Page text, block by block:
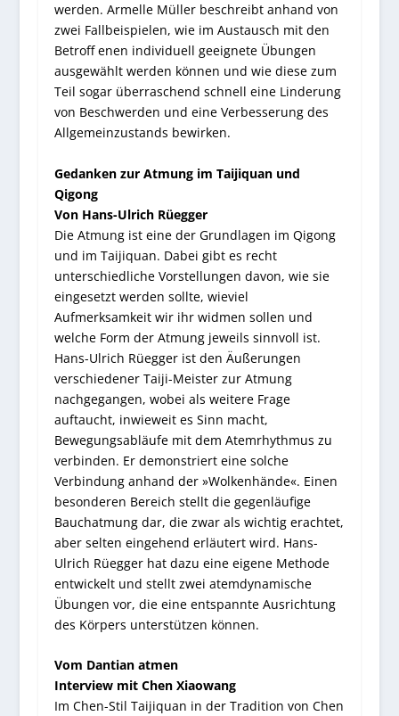
werden. Armelle Müller beschreibt anhand von
zwei Fallbeispielen, wie im Austausch mit den
Betroff enen individuell geeignete Übungen
ausgewählt werden können und wie diese zum
Teil sogar überraschend schnell eine Linderung
von Beschwerden und eine Verbesserung des
Allgemeinzustands bewirken.
Gedanken zur Atmung im Taijiquan und
Qigong
Von Hans-Ulrich Rüegger
Die Atmung ist eine der Grundlagen im Qigong
und im Taijiquan. Dabei gibt es recht
unterschiedliche Vorstellungen davon, wie sie
eingesetzt werden sollte, wieviel
Aufmerksamkeit wir ihr widmen sollen und
welche Form der Atmung jeweils sinnvoll ist.
Hans-Ulrich Rüegger ist den Äußerungen
verschiedener Taiji-Meister zur Atmung
nachgegangen, wobei als weitere Frage
auftaucht, inwieweit es Sinn macht,
Bewegungsabläufe mit dem Atemrhythmus zu
verbinden. Er demonstriert eine solche
Verbindung anhand der »Wolkenhände«. Einen
besonderen Bereich stellt die gegenläufige
Bauchatmung dar, die zwar als wichtig erachtet,
aber selten eingehend erläutert wird. Hans-
Ulrich Rüegger hat dazu eine eigene Methode
entwickelt und stellt zwei atemdynamische
Übungen vor, die eine entspannte Ausrichtung
des Körpers unterstützen können.
Vom Dantian atmen
Interview mit Chen Xiaowang
Im Chen-Stil Taijiquan in der Tradition von Chen